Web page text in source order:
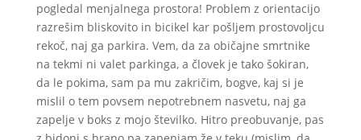
pogledal menjalnega prostora! Problem z orientacijo
razrešim bliskovito in bicikel kar pošljem prostovoljcu
rekoč, naj ga parkira. Vem, da za običajne smrtnike
na tekmi ni valet parkinga, a človek je tako šokiran,
da le pokima, sam pa mu zakričim, bogve, kaj si je
mislil o tem povsem nepotrebnem nasvetu, naj ga
zapelje v boks z mojo številko. Hitro preobuvanje, pas